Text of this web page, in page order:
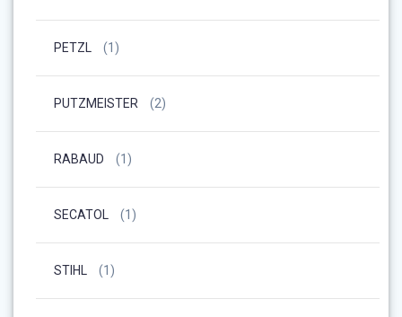
PETZL (1)
PUTZMEISTER (2)
RABAUD (1)
SECATOL (1)
STIHL (1)